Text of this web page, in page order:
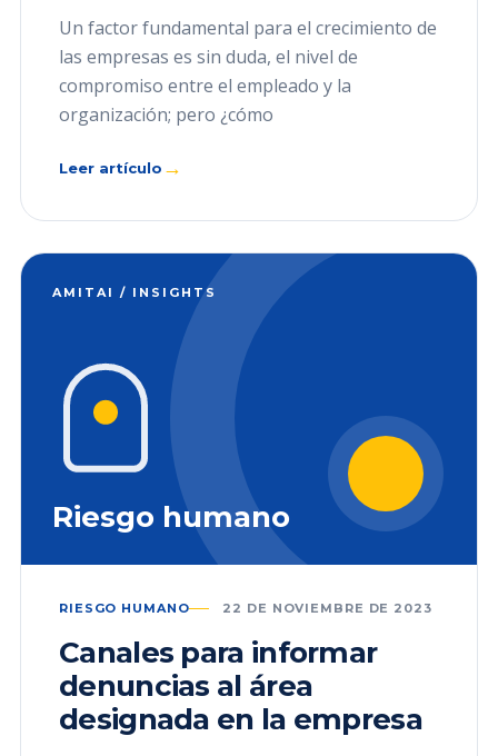
Un factor fundamental para el crecimiento de
las empresas es sin duda, el nivel de
compromiso entre el empleado y la
organización; pero ¿cómo
Leer artículo →
AMITAI / INSIGHTS
Riesgo humano
RIESGO HUMANO 22 DE NOVIEMBRE DE 2023
Canales para informar
denuncias al área
designada en la empresa